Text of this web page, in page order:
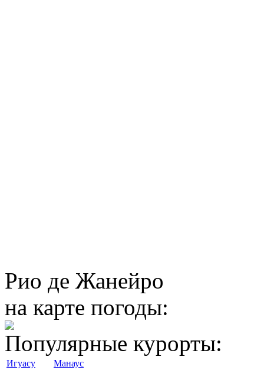
Рио де Жанейро
на карте погоды:
Популярные курорты:
Игуасу Манаус